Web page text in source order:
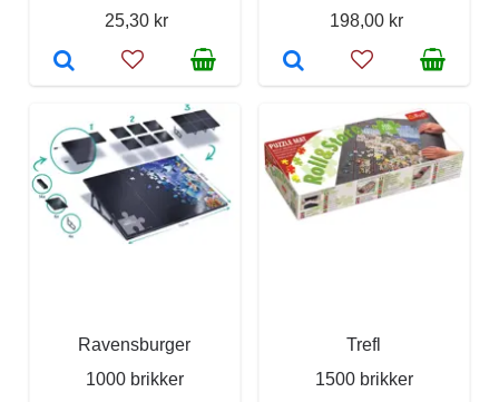
25,30 kr
198,00 kr
Ravensburger
1000 brikker
Trefl
1500 brikker